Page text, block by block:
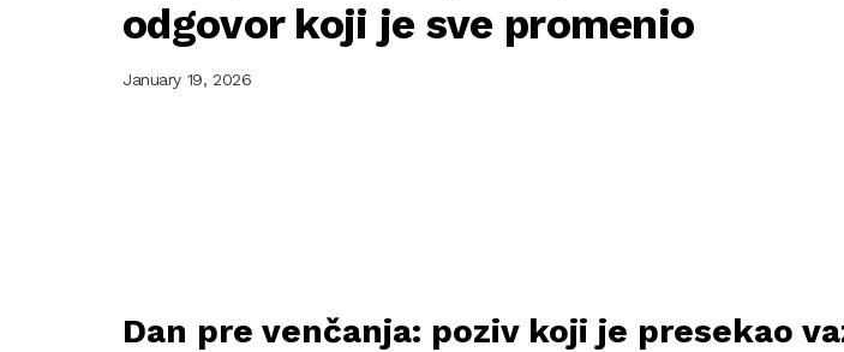
odgovor koji je sve promenio
January 19, 2026
Dan pre venčanja: poziv koji je presekao